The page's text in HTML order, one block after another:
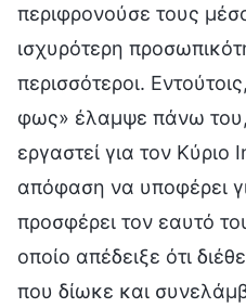
περιφρονούσε τους
ισχυρότερη
περισσότεροι.
φως» έλαμψε πάνω
εργαστεί για τον Κύριο
απόφαση να υποφέρει
προσφέρει τον εαυτό
οποίο απέδειξε ότι
που δίωκε και